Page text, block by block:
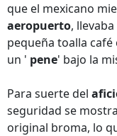
que el mexicano
aeropuerto,
pequeña toalla café
un ' pene' bajo la
Para suerte del
seguridad se
original broma, lo